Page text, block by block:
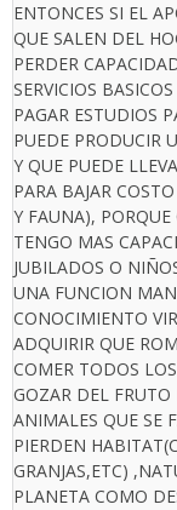
ENTONCES SI EL
QUE SALEN DEL
PERDER
SERVICIOS
PAGAR ESTUDIOS
PUEDE PRODUCIR
Y QUE PUEDE
PARA BAJAR
Y FAUNA),
TENGO MAS
JUBILADOS O
UNA FUNCION
CONOCIMIENTO
ADQUIRIR QUE
COMER TODOS
GOZAR DEL FRUTO
ANIMALES QUE SE
PIERDEN
GRANJAS,ETC)
PLANETA COMO